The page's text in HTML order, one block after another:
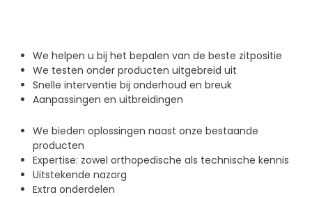
We helpen u bij het bepalen van de beste zitpositie
We testen onder producten uitgebreid uit
Snelle interventie bij onderhoud en breuk
Aanpassingen en uitbreidingen
We bieden oplossingen naast onze bestaande
producten
Expertise: zowel orthopedische als technische kennis
Uitstekende nazorg
Extra onderdelen